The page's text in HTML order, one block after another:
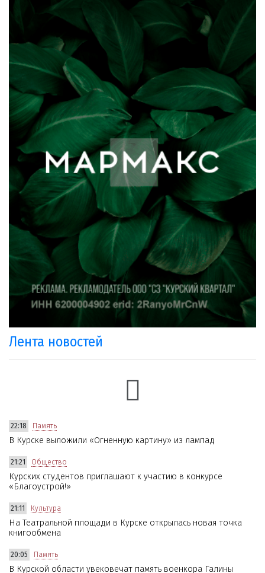
Лента новостей
22:18 Память
В Курске выложили «Огненную картину» из лампад
21:21 Общество
Курских студентов приглашают к участию в конкурсе
«Благоустрой!»
21:11 Культура
На Театральной площади в Курске открылась новая точка
книгообмена
20:05 Память
В Курской области увековечат память военкора Галины